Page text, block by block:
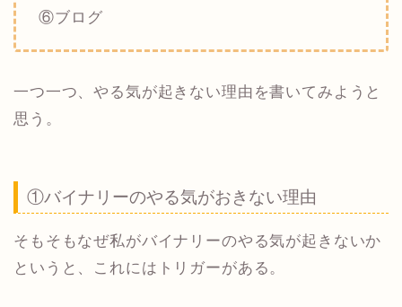
⑥ブログ
一つ一つ、やる気が起きない理由を書いてみようと
思う。
①バイナリーのやる気がおきない理由
そもそもなぜ私がバイナリーのやる気が起きないか
というと、これにはトリガーがある。